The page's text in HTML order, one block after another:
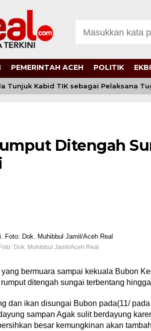
PEMERINTAH ACEH POLITIK
Kabid TIK sebagai Pelaksana
Ditengah
Dok. Muhibbul Jamil/Aceh Real
bermuara sampai kekuala Bubon
ditengah sungai terbentang
dan ikan disungai Bubon pada(11/
sampan Agak sulit berdayung
besar kemungkinan akan